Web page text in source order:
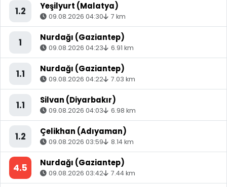
1.2 Yeşilyurt (Malatya)
09.08.2026 04:30 7 km
1 Nurdağı (Gaziantep)
09.08.2026 04:23 6.91 km
1.1 Nurdağı (Gaziantep)
09.08.2026 04:22 7.03 km
1.1 Silvan (Diyarbakır)
09.08.2026 04:03 6.98 km
1.2 Çelikhan (Adıyaman)
09.08.2026 03:59 8.14 km
4.5 Nurdağı (Gaziantep)
09.08.2026 03:42 7.44 km